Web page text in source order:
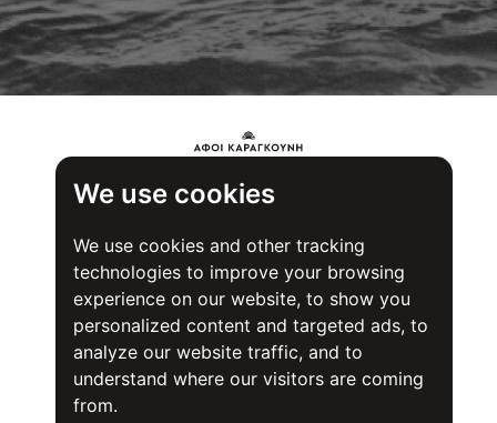
We use cookies
We use cookies and other tracking
technologies to improve your browsing
experience on our website, to show you
personalized content and targeted ads, to
analyze our website traffic, and to
understand where our visitors are coming
from.